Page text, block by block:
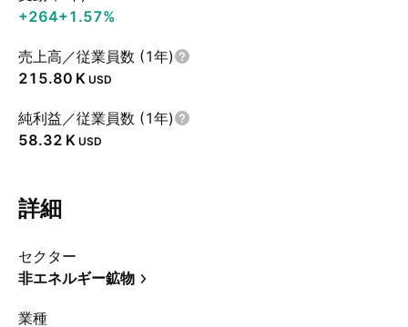
+264+1.57%
売上高／従業員数 (1年)
‪215.80 K‬ USD
純利益／従業員数 (1年)
‪58.32 K‬ USD
詳細
セクター
非エネルギー鉱物
業種